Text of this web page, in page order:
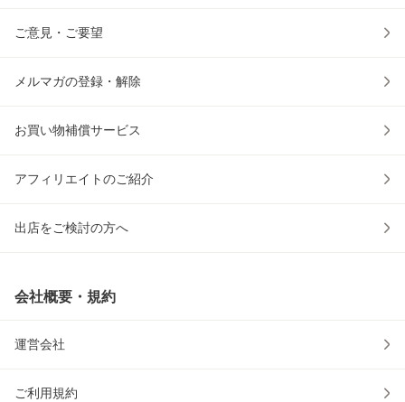
ご意見・ご要望
メルマガの登録・解除
お買い物補償サービス
アフィリエイトのご紹介
出店をご検討の方へ
会社概要・規約
運営会社
ご利用規約